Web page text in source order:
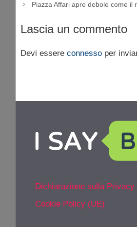
Piazza Affari apre debole come
Lascia un commento
Devi essere connesso per
Dichiarazione sulla Privacy
Cookie Policy (UE)